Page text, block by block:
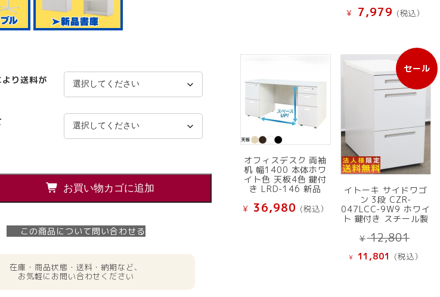
り送料が
お買い物カゴに追加
この商品について問い合わせる
在庫・商品状態・送料・納期など、
お気軽にお問い合わせください
¥ 7,979 (税込）
オフィスデスク 両袖
机 幅1400 本体ホワ
イト色 天板4色 鍵付
き LRD-146 新品
¥ 36,980 (税込）
セール
販
売
中
品
イトーキ サイドワゴ
ン 3段 CZR-
047LCC-9W9 ホワイ
ト 鍵付き スチール製
¥12,801
の
価
¥ 11,801 現
(税込）